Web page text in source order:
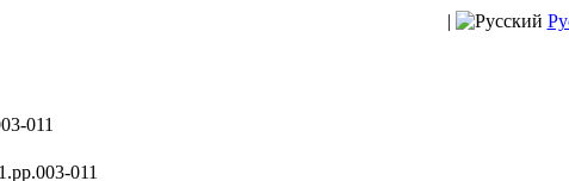
|
011
011